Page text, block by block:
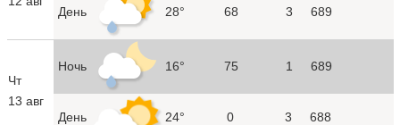
День 28° 68 3 689
Чт
13 авг
Ночь 16° 75 1 689
День 24° 0 3 688